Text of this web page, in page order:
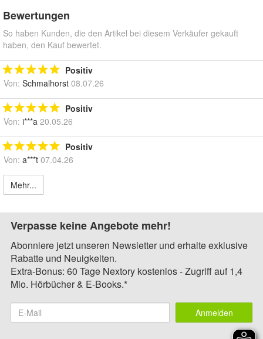
Bewertungen
So haben Kunden, die den Artikel bei diesem Verkäufer gekauft
haben, den Kauf bewertet.
Positiv
Von: Schmalhorst 08.07.26
Positiv
Von: i***a 20.05.26
Positiv
Von: a***t 07.04.26
Mehr...
Verpasse keine Angebote mehr!
Abonniere jetzt unseren Newsletter und erhalte exklusive
Rabatte und Neuigkeiten.
Extra-Bonus: 60 Tage Nextory kostenlos - Zugriff auf 1,4
Mio. Hörbücher & E-Books.*
Anmelden